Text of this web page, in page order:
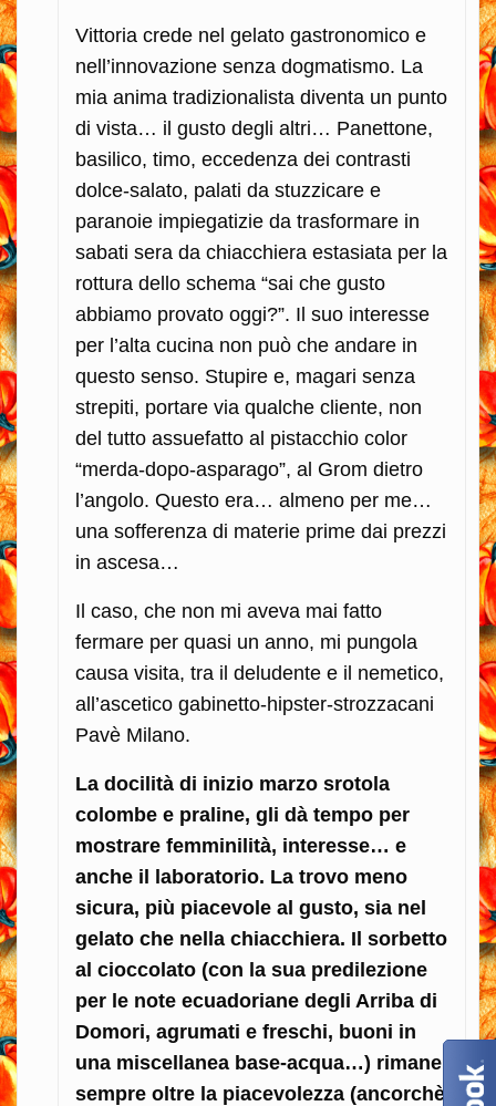
Vittoria crede nel gelato gastronomico e
nell’innovazione senza dogmatismo. La
mia anima tradizionalista diventa un punto
di vista… il gusto degli altri… Panettone,
basilico, timo, eccedenza dei contrasti
dolce-salato, palati da stuzzicare e
paranoie impiegatizie da trasformare in
sabati sera da chiacchiera estasiata per la
rottura dello schema “sai che gusto
abbiamo provato oggi?”. Il suo interesse
per l’alta cucina non può che andare in
questo senso. Stupire e, magari senza
strepiti, portare via qualche cliente, non
del tutto assuefatto al pistacchio color
“merda-dopo-asparago”, al Grom dietro
l’angolo. Questo era… almeno per me…
una sofferenza di materie prime dai prezzi
in ascesa…
Il caso, che non mi aveva mai fatto
fermare per quasi un anno, mi pungola
causa visita, tra il deludente e il nemetico,
all’ascetico gabinetto-hipster-strozzacani
Pavè Milano.
La docilità di inizio marzo srotola
colombe e praline, gli dà tempo per
mostrare femminilità, interesse… e
anche il laboratorio. La trovo meno
sicura, più piacevole al gusto, sia nel
gelato che nella chiacchiera. Il sorbetto
al cioccolato (con la sua predilezione
per le note ecuadoriane degli Arriba di
Domori, agrumati e freschi, buoni in
una miscellanea base-acqua…) rimane
sempre oltre la piacevolezza (ancorchè